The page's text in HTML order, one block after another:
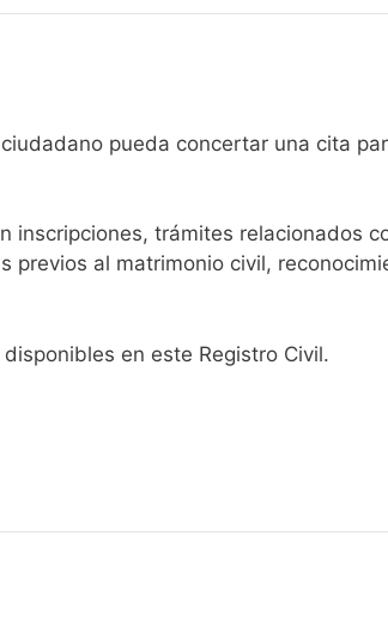
pueda concertar una cita
inscripciones, trámites relacionados
previos al matrimonio civil,
en este Registro Civil.​